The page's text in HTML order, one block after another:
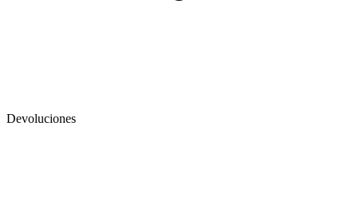
Devoluciones